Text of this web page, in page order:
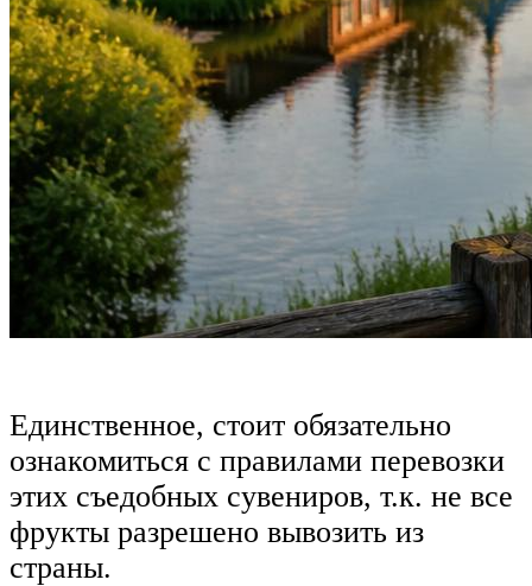
Единственное, стоит обязательно
ознакомиться с правилами перевозки
этих съедобных сувениров, т.к. не все
фрукты разрешено вывозить из
страны.